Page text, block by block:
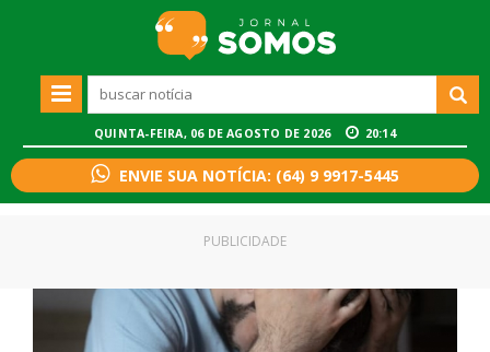
QUINTA-FEIRA, 06 DE AGOSTO DE 2026 20:14
ENVIE SUA NOTÍCIA: (64) 9 9917-5445
PUBLICIDADE